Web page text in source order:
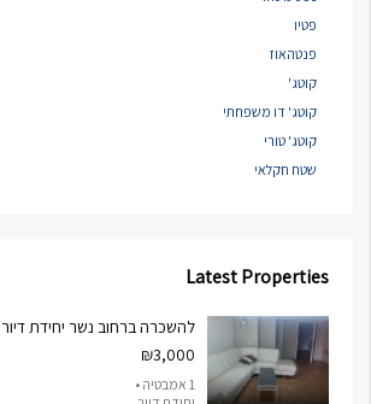
פטיו
פנטהאוז
קוטג'
קוטג' דו משפחתי
קוטג' טורי
שטח חקלאי
Latest Properties
להשכרה ברחוב נשר יחידת דיור 2 חדרים
₪3,000
1 אמבטיה •